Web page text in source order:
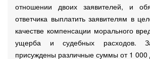
отношении двоих заявителей, и
ответчика выплатить заявителям в
качестве компенсации морального
ущерба и судебных расходов.
присуждены различные суммы от 1 000